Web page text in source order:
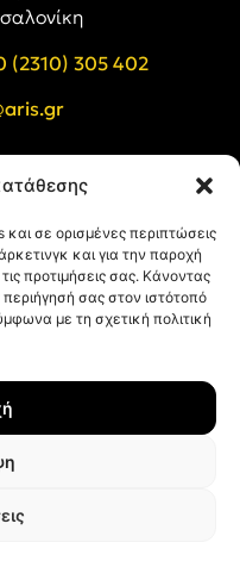
και σε ορισμένες περιπτώσεις
και για την παροχή
προτιμήσεις σας. Κάνοντας
σας στον ιστότοπό
με τη σχετική πολιτική
(2310) 305 402